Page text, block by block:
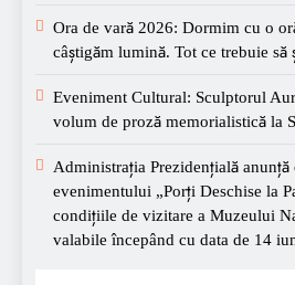
Ora de vară 2026: Dormim cu o
câștigăm lumină. Tot ce trebuie să
Eveniment Cultural: Sculptorul
volum de proză memorialistică la
Administrația Prezidențială anunță
evenimentului „Porți Deschise la
condițiile de vizitare a Muzeului
valabile începând cu data de 14